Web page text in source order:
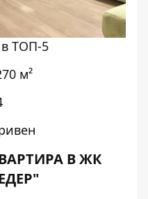
ТОП-5
м²
В ЖК